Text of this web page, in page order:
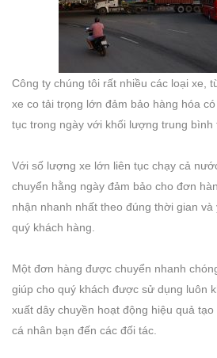
Công ty chúng tôi rất nhiều các loại xe,
xe co tải trọng lớn đảm bảo hàng hóa
tục trong ngày với khối lượng trung bình
Với số lượng xe lớn liên tục chạy cả
chuyển hằng ngày đảm bảo cho đơn
nhận nhanh nhất theo đúng thời gian
quý khách hàng.
Một đơn hàng được chuyển nhanh
giúp cho quý khách được sử dụng luôn
xuất dây chuyền hoạt động hiệu quả tạo
cá nhân bạn đến các đối tác.